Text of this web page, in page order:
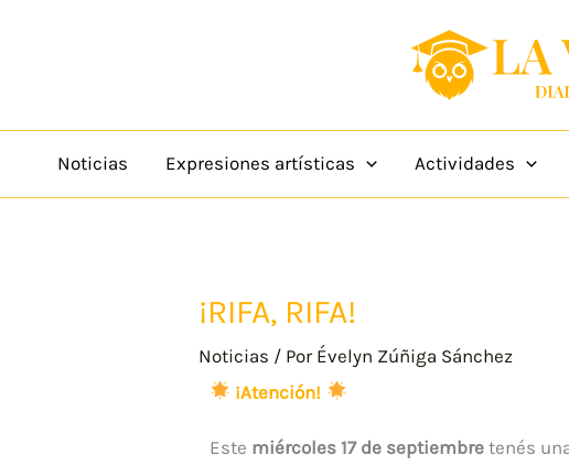
Noticias Expresiones artísticas Actividades
¡RIFA, RIFA!
Noticias / Por Évelyn Zúñiga Sánchez
¡Atención!
Este miércoles 17 de septiembre tenés